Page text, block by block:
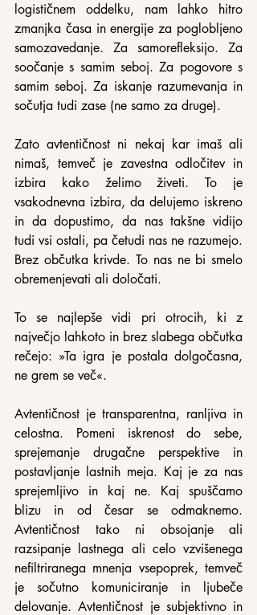
logističnem oddelku, nam lahko hitro
zmanjka časa in energije za poglobljeno
samozavedanje. Za samorefleksijo. Za
soočanje s samim seboj. Za pogovore s
samim seboj. Za iskanje razumevanja in
sočutja tudi zase (ne samo za druge).
Zato avtentičnost ni nekaj kar imaš ali
nimaš, temveč je zavestna odločitev in
izbira kako želimo živeti. To je
vsakodnevna izbira, da delujemo iskreno
in da dopustimo, da nas takšne vidijo
tudi vsi ostali, pa četudi nas ne razumejo.
Brez občutka krivde. To nas ne bi smelo
obremenjevati ali določati.
To se najlepše vidi pri otrocih, ki z
največjo lahkoto in brez slabega občutka
rečejo: »Ta igra je postala dolgočasna,
ne grem se več«.
Avtentičnost je transparentna, ranljiva in
celostna. Pomeni iskrenost do sebe,
sprejemanje drugačne perspektive in
postavljanje lastnih meja. Kaj je za nas
sprejemljivo in kaj ne. Kaj spuščamo
blizu in od česar se odmaknemo.
Avtentičnost tako ni obsojanje ali
razsipanje lastnega ali celo vzvišenega
nefiltriranega mnenja vsepoprek, temveč
je sočutno komuniciranje in ljubeče
delovanje. Avtentičnost je subjektivno in